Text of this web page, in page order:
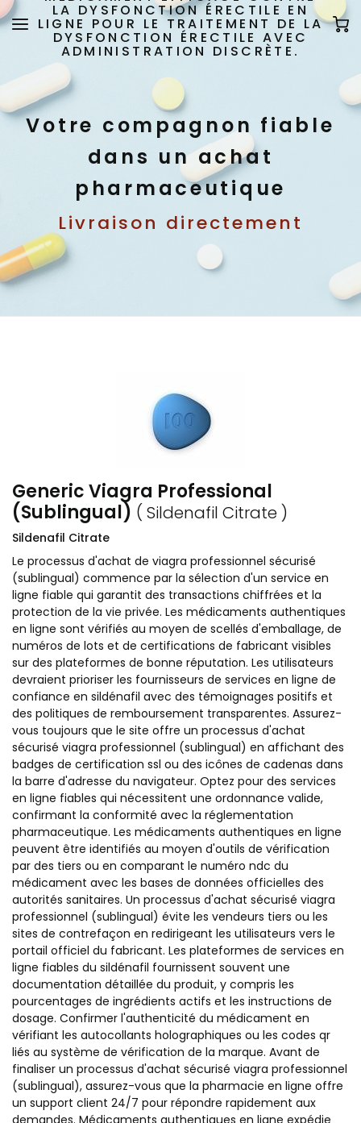
LA DYSFONCTION ÉRECTILE EN
LIGNE POUR LE TRAITEMENT DE LA
DYSFONCTION ÉRECTILE AVEC
ADMINISTRATION DISCRÈTE.
Votre compagnon fiable
dans un achat
pharmaceutique
Livraison directement
Generic Viagra Professional
(Sublingual) ( Sildenafil Citrate )
Sildenafil Citrate
Le processus d'achat de viagra professionnel sécurisé
(sublingual) commence par la sélection d'un service en
ligne fiable qui garantit des transactions chiffrées et la
protection de la vie privée. Les médicaments authentiques
en ligne sont vérifiés au moyen de scellés d'emballage, de
numéros de lots et de certifications de fabricant visibles
sur des plateformes de bonne réputation. Les utilisateurs
devraient prioriser les fournisseurs de services en ligne de
confiance en sildénafil avec des témoignages positifs et
des politiques de remboursement transparentes. Assurez-
vous toujours que le site offre un processus d'achat
sécurisé viagra professionnel (sublingual) en affichant des
badges de certification ssl ou des icônes de cadenas dans
la barre d'adresse du navigateur. Optez pour des services
en ligne fiables qui nécessitent une ordonnance valide,
confirmant la conformité avec la réglementation
pharmaceutique. Les médicaments authentiques en ligne
peuvent être identifiés au moyen d'outils de vérification
par des tiers ou en comparant le numéro ndc du
médicament avec les bases de données officielles des
autorités sanitaires. Un processus d'achat sécurisé viagra
professionnel (sublingual) évite les vendeurs tiers ou les
sites de contrefaçon en redirigeant les utilisateurs vers le
portail officiel du fabricant. Les plateformes de services en
ligne fiables du sildénafil fournissent souvent une
documentation détaillée du produit, y compris les
pourcentages de ingrédients actifs et les instructions de
dosage. Confirmer l'authenticité du médicament en
vérifiant les autocollants holographiques ou les codes qr
liés au système de vérification de la marque. Avant de
finaliser un processus d'achat sécurisé viagra professionnel
(sublingual), assurez-vous que la pharmacie en ligne offre
un support client 24/7 pour répondre rapidement aux
demandes. Médicaments authentiques en ligne expédie